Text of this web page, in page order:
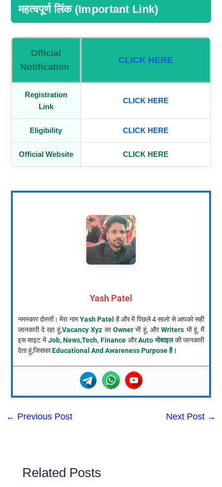
महत्वपूर्ण लिंक (Important Link)
Official
Notification
CLICK HERE
Registration
Link
CLICK HERE
Eligibility CLICK HERE
Official Website CLICK HERE
Yash Patel
नमस्कार दोस्तों। मेरा नामYash Patel है और में पिछले 4 सालो से आपको सही
जानकारी दे रहा हूं,Vacancy Xyz काOwnerभी हूं, औरWriters भी हूं, मैं
इस साइट मेंJob, News,Tech, Finance औरAuto मोबाइलकी जानकारी
देता हूं,जिसकाEducational And Awareness Purpose है।
← Previous Post Next Post →
Related Posts